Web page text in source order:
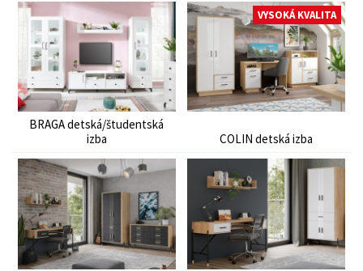
BRAGA detská/študentská
izba
VYSOKÁ KVALITA
COLIN detská izba